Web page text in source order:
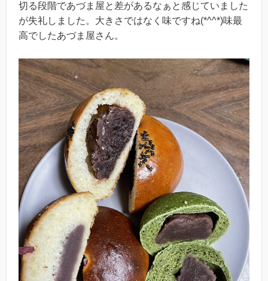
切る段階であづま屋と差があるなぁと感じていました
が失礼しました。大きさではなく味ですね(*^^*)味最
高でしたあづま屋さん。